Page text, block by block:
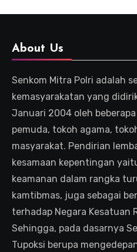
About Us
Senkom Mitra Polri adalah
kemasyarakatan yang
Januari 2004 oleh
pemuda, tokoh agama,
masyarakat. Pendirian
kesamaan kepentingan
keamanan dalam rangka
kamtibmas, juga sebagai
terhadap Negara Kesatuan
Sehingga, pada dasarnya
Tupoksi berupa